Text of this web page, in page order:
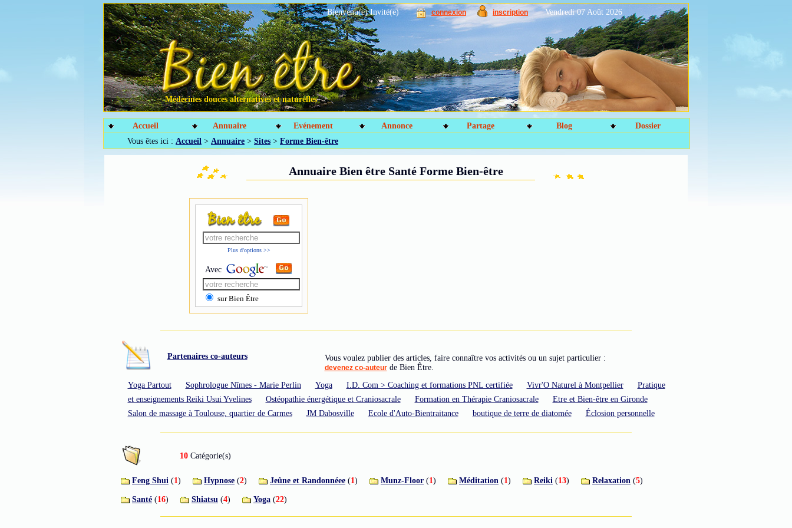
Bienvenu(e) Invité(e) connexion inscription Vendredi 07 Août 2026
Médecines douces alternatives et naturelles
Accueil Annuaire Evénement Annonce Partage Blog
Dossier
Vous êtes ici : Accueil > Annuaire > Sites > Forme Bien-être
Annuaire Bien être Santé Forme Bien-être
Plus d'options >>
Avec
sur Bien Être
Partenaires co-auteurs Vous voulez publier des articles, faire connaître vos activités ou un sujet particulier :
devenez co-auteurde Bien Être.
Yoga Partout
Sophrologue Nîmes - Marie Perlin Yoga I.D. Com > Coaching et formations PNL certifiée Vivr'O Naturel à Montpellier
Pratique
et enseignements Reiki Usui Yvelines
Ostéopathie énergétique et Craniosacrale Formation en Thérapie Craniosacrale
Etre et Bien-être en Gironde
Salon de massage à Toulouse, quartier de Carmes
JM Dabosville Ecole d'Auto-Bientraitance boutique de terre de diatomée Éclosion personnelle
10 Catégorie(s)
Feng Shui (1) Hypnose (2) Jeûne et Randonnéee (1) Munz-Floor (1) Méditation (1) Reiki (13) Relaxation (5)
Santé (16) Shiatsu (4) Yoga (22)